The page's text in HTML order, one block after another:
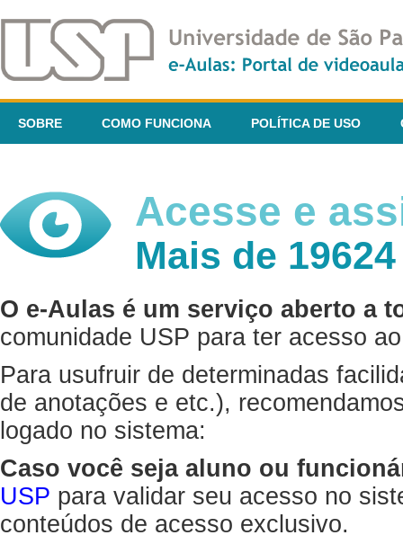
SOBRE COMO FUNCIONA POLÍTICA DE USO
Acesse e
Mais de
O e-Aulas é um serviço aberto a
comunidade USP para ter acesso
Para usufruir de determinadas
de anotações e etc.),
logado no sistema:
Caso você seja aluno ou
USP para validar seu acesso no
conteúdos de acesso exclusivo.